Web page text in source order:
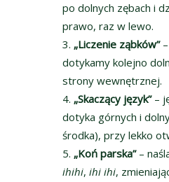
po dolnych zębach i
prawo, raz w lewo.
„Liczenie ząbków”–
dotykamy kolejno
strony wewnętrznej.
„Skaczący język”–
dotyka górnych i
środka), przy lekko
„Koń parska”–
ihihi, ihi ihi,